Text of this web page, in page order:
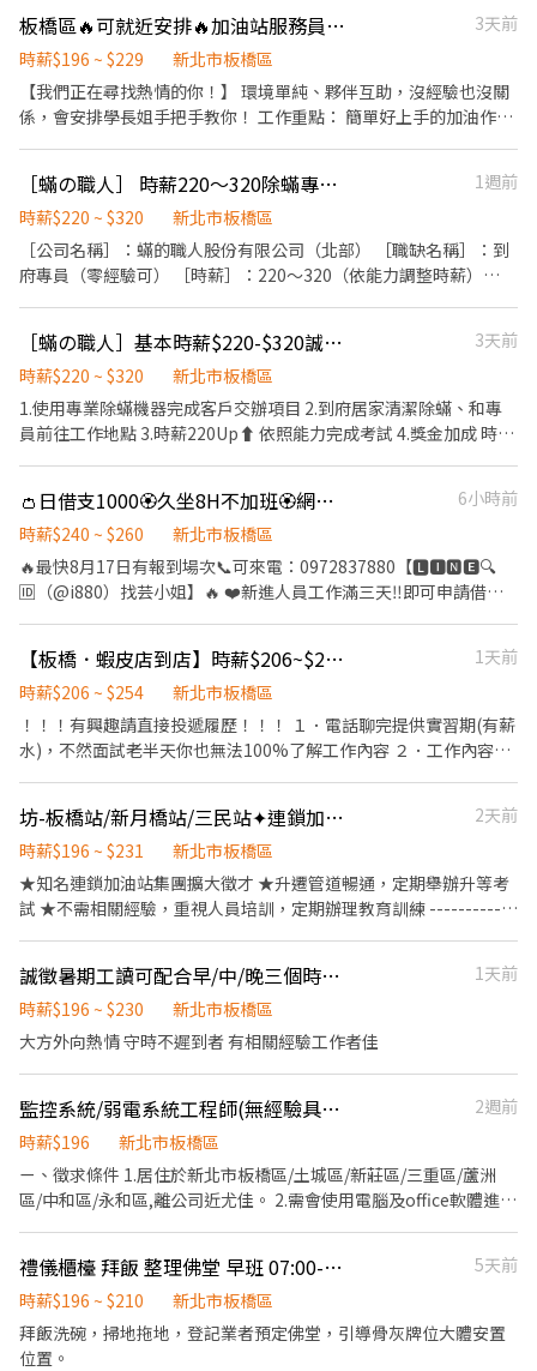
空間 幫助每個家庭的生活更輕鬆 你會成為「家事救星」也會建立滿
滿人脈 - 🌈 適合誰？ 喜歡把事情做到最好、看成果的人 想要成長，
未來」的職涯跳板
$220/H 🌙 夜班時薪 $250/H 💸 可日領 $1,400／天 📅 固定班別（免
輪班） 🏭 冷氣廠房，工作環境舒適
━━━━━━━━━━━━━━━ 📍【工作地點】 新北市中和區員
山路 ━━━━━━━━━━━━━━━ 📦【工作內容】 ✔ 筆電相
17:10 🌙 夜班 24:00－09:10 🕒【休息時間】 上下午各休息10分鐘
午休50分鐘 📅【休假制度】 週休二日（需配合加班）
━━━━━━━━━━━━━━━ 💰【薪資待遇】含津貼 🔹日
$220/H-$488/H ➡️$38,720 配合加班【64,270元】 🔹夜 $41,000 配
合加班【69,728元】 ━━━━━━━━━━━━━━━ 🎁【其他福
利】 🍱 員工餐每餐50元（公司補助） 🍽️ 加班免費提供小餐點 🚇 中
原捷運站步行約8分鐘，交通便利 🚌 可搭乘公車 51、231、793、
方式】 1️⃣ 截圖＋私訊 2️⃣ 提供姓名／電話／生日 ✨ 立即卡位應徵
➡️https://lin.ee/9v2okLQ
板橋區🔥可就近安排🔥加油站服務員🔥班別任選🔥另有獎金🔥地點任選
3天前
時薪$196 ~ $229
新北市板橋區
【我們正在尋找熱情的你！】 環境單純、夥伴互助，沒經驗也沒關
係，會安排學長姐手把手教你！ 工作重點： 簡單好上手的加油作
15:00 中班： 15:00 - 23:00 薪資福利： 時薪 196 元起 每月固定排休
8 -10天 可安排地址： ✅【工作地點】（皆可就近安排） ✦大業站 -
台北市北投區大度路 ✦林口站 -桃園市龜山區復興一路 ✦民族路站 -
桃園市中壢區民族路二段 ✦五洲站 -新北市泰山區新北大道七段 ✦
市板橋區三民路二段 ✦碧華站 -新北市三重區溪尾街 ✦文二站 -新北
市林口區文化二路一段 ✦三鶯站 -新北市鶯歌區三鶯路 ✦鳳鳴站 -新
北市鶯歌區鶯桃路 【工作地點】 （可就近安排，以下地址均可安
排） 新北市林口區文化二路一段413號 台北市文山區辛亥路四段
100號 台北市北投區大度路2號 新北市淡水區淡金路132號 新北市八
里區龍米路二段72-1號 新北市三重區中正北路237號 新北市三重區
溪尾街268號 桃園市龜山區復興一路258號 新北市土城區中央路四
段288號 新北市板橋區三民路二段257號 新北市林口區文化二路一
段413號 新北市五股區新五路二段279號 新北市泰山區新五路一段
135號 新北市泰山區新北大道七段2號 新北市樹林區中華路2號 新北
市樹林區中華路66號 新北市樹林區佳園路三段9號 新北市鶯歌區三
鶯路5號 新北市鶯歌區三鶯路5-1號 新北市鶯歌區鶯桃路412號 新北
市鶯歌區鶯歌路276號 桃園市桃園區桃鶯路402號 桃園市桃園區健
行路29號 桃園市中壢區民族路二段198號 桃園市中壢區普忠路357
號 ------------------------------------------------------- 【快速應
徵】 想賺高薪、排班自由的工作看這邊 聯繫方式：@561tqzcp (優
［蟎の職人］ 時薪220～320除蟎專員 挑戰薪資無上限
1週前
時薪$220 ~ $320
新北市板橋區
［公司名稱］：蟎的職人股份有限公司（北部） ［職缺名稱］：到
府專員（零經驗可） ［時薪］：220～320（依能力調整時薪）
具，下班須回公司補備品、曬抹布（當天歸還到公司） 3.整潔公司
環境、倒垃圾等等 4.陌生開發、網路開發、發放傳單等（主管職）
5.協助主管處理公司事務、完成主管交辦事務！ ［集合地點］：新
北市板橋區 ［上班時間］：早上9:00-下午6:00 ［公司福利］： 1.排
班、排假彈性（月休6～8天 自排） 2.享勞健保 3.依照能力績效發放
有上進心、挑戰月收6位數 挑戰時薪無上限 ⚠️不是賣機器的、我們
只提供優質的服務 公司理念 我們是台灣第一的清潔團隊，不外乎基
淨的環境是健康生活的基石。塵蟎看不見，卻時刻影響著每一個人
的呼吸品質與生活舒適度。因此，我們致力於以專業的技術、嚴謹
的流程與安全的產品，為客戶打造真正潔淨、安心的居家與工作環
境。 我們秉持「健康、專業、誠信、創新」四大核心價值： 健康
除蟎方案； 專業——持續精進設備與技術，建立標準化流程，讓每
一次服務都達到高品質； 誠信——以透明、實在的方式面對客戶，
不誇大效果，不做表面功夫； 創新——不斷研究改善方法，追求更
高效率、更全面、更完善的除蟎體驗。 我們相信，除蟎不只是一次
性的清潔，而是一份長期守護空氣與健康的承諾。未來，我們將持
續以更高的標準自我要求，成為每個家庭與企業值得信賴的環境保
護夥伴。
［蟎の職人］基本時薪$220-$320誠徵除蟎業務專員 獎金加成時薪無上限
3天前
時薪$220 ~ $320
新北市板橋區
1.使用專業除蟎機器完成客戶交辦項目 2.到府居家清潔除蟎、和專
員前往工作地點 3.時薪220Up⬆️ 依照能力完成考試 4.獎金加成 時薪
限！！！ 8.平均薪資5-10萬 ！不是推銷機器也不用購買任何器
具！！
👛日借支1000🏵️久坐8H不加班🏵️網路光纖🌐線材組裝檢驗
6小時前
時薪$240 ~ $260
新北市板橋區
🔥最快8月17日有報到場次📞可來電：0972837880【🅻🅸🅽🅴🔍
🆔（@i880）找芸小姐】🔥 ❤️新進人員工作滿三天‼️即可申請借支
中央路三段126巷】🚆永寧捷運站走5分 ╔════▼ 時間薪水
▼════╗ ⏰【固定日班】：08:00 ~ 16:30⭕不用加班 ❇️【薪
水】：💰高時薪$220 ➜ 1天✖️ 8H賺【✔️1,760元✖️當月工作天數】✚
出勤月獎金$1000▲ ➖➖➖➖➖➖➖➖➖ ✨直接下中班 ⏰【固定中
班】：16:00 ~ 00:30⭕不用加班 ❇️【中班薪水】：💰高時薪$240 ➜
➖➖➖➖➖➖➖➖➖ ✨自選在日班08:00~16:30 or 中班16:00 ~ 00:30實
習一天 ⏰【固定夜班】：24:00 ~ 08:30⭕不用加班 ❇️【夜班薪
出勤月獎金$1000▲ ╔════▼ 工作重點 ▼════╗ ☑️【工作
內容】：5G光纖通訊線材➜小型機台操作、手工組裝、品檢 ✴️【超
高錄取】：久坐靜態為主，在冷氣房沒有嚴重手汗，零件【⚠️跟針
線一樣細小⚠️】 ☑️【休假制度】：周休二日【六日見紅休】 ☑️【用
餐休息】：日班用餐30分；中夜班用餐30分；間休各10分 ☑️【發薪
制度】：每月10發薪；可申請借支薪水方式❤️可周領半薪❤️預支
$1000/日 ╔════▼ 享有制度 ▼════╗ ❶.勞保、健保、團
保、勞退6％、三節
【板橋．蝦皮店到店】時薪$206~$254．離家近 ．不限學歷
1天前
時薪$206 ~ $254
新北市板橋區
！！！有興趣請直接投遞履歷！！！ １．電話聊完提供實習期(有薪
水)，不然面試老半天你也無法100%了解工作內容 ２．工作內容主
制，排班彈性度很高 ☆不喜歡算錢跟服務客人可以選智取店，收銀
機率少 ☆智取店職缺需有機車 ☆缺額門市：五和 - 智取店、北門 -
智取店、光武 - 智取店、四維 - 智取店、滿平 - 智取店、永豐 - 智取
店、仁化 - 智取店、莒光 - 智取店、樂群 - 智取店、實踐 - 智取店、
我加速面試 ➤請點選右方連結 https://lin.ee/BWxOAFw ➤或搜尋
ʟɪɴᴇ @rftcammy 【智取店上班時間&薪水】 兼職－週排3~5天
17:30-23:30間上2~6小時 ．夜班23:30-03:30間上2~4小時
．全班07:00-13:30&17:30-00:00間上6~8小時 ．純假日07:00-
12:00(早)/17:30-23:30(晚) 【有人店上班時間&薪水】 兼職－週排
3~5天($206/小時) ．早班11:30~17:30 ．午班15:00~19:00 ．
晚班16:15~22:45、18:45~22:45 ．純假日11:30-
19:30(早)/14:15-22:45(晚)(實際上班時間依門市安排)
坊-板橋站/新月橋站/三民站✦連鎖加油站✦誠徵早中夜班夥伴✦可兼職✦免經驗✦
2天前
時薪$196 ~ $231
新北市板橋區
★知名連鎖加油站集團擴大徵才 ★升遷管道暢通，定期舉辦升等考
試 ★不需相關經驗，重視人員培訓，定期辦理教育訓練 ------------
洗車作業.協助銷售副產品(有額外工作獎金，增加個人收入) --------
-------------------------------------------------------------------
❤️上班時間： (可任選時段/免輪班) 日班: 07:00-15:00 中班: 15:00-
--------------------- ❤️休假：月排休8天 ❤️依照出勤時數，另計大
夜班津貼、販售周邊產品獎金分紅 ➖➖➖➖➖➖➖【應徵方式】
➖➖➖➖➖➖➖ ☑️聯絡找我: @112fxcur ✨加入後請留言➤【截圖應徵
職缺✚姓名✚電話】⭐優先安排 ✨+好友連結
https://lin.ee/vkTjGmz ➖➖➖➖➖➖➖➖➖➖➖➖➖➖➖➖➖➖➖
誠徵暑期工讀可配合早/中/晚三個時段排班
1天前
時薪$196 ~ $230
新北市板橋區
大方外向熱情 守時不遲到者 有相關經驗工作者佳
監控系統/弱電系統工程師(無經驗具熱忱可)
2週前
時薪$196
新北市板橋區
ㄧ、徵求條件 1.居住於新北市板橋區/土城區/新莊區/三重區/蘆洲
區/中和區/永和區,離公司近尤佳。 2.需會使用電腦及office軟體進行
主動與您聯繫說明,有意願想更進一步了解公司環境及規模再約面試
~以節省雙方時間。 6.無經驗或夜間在學者請留下聯絡方式,我將會
主動與您聯繫說明,有意願想更進一步了解公司環境及規模再約面試
~以節省雙方時間。 二、工作說明: 1.工作時間:08:30~17:30。(公司
禮儀櫃檯 拜飯 整理佛堂 早班 07:00-17:30
5天前
時薪$196 ~ $210
新北市板橋區
拜飯洗碗，掃地拖地，登記業者預定佛堂，引導骨灰牌位大體安置
位置。